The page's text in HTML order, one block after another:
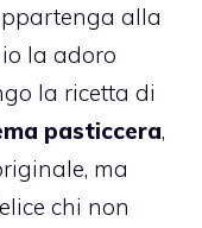
alla
la adoro
la ricetta di
pasticcera,
ma
chi non